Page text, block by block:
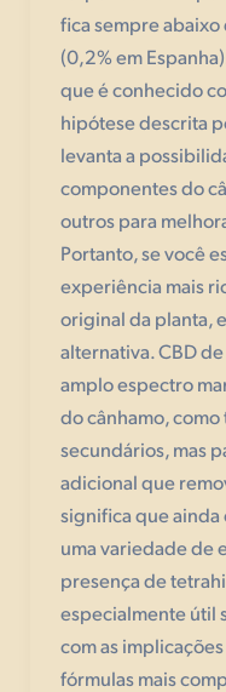
fica sempre
(0,2% em
que é conhecido
hipótese descrita
levanta a
componentes do
outros para
Portanto, se você
experiência mais
original da planta,
alternativa. CBD
amplo espectro
do cânhamo,
secundários, mas
adicional que
significa que ainda
uma variedade de
presença de
especialmente útil
com as
fórmulas mais